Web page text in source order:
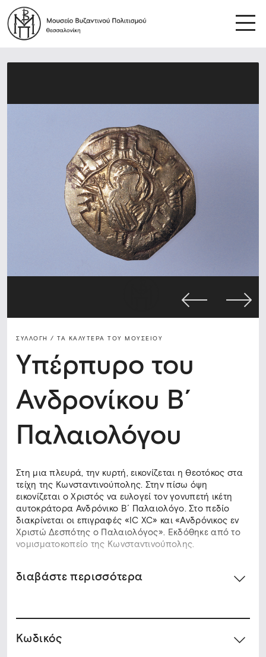
ΣΥΛΛΟΓΗ / ΤΑ ΚΑΛΎΤΕΡΑ ΤΟΥ ΜΟΥΣΕΊΟΥ
Υπέρπυρο του
Ανδρονίκου Β΄
Παλαιολόγου
Στη μια πλευρά, την κυρτή, εικονίζεται η Θεοτόκος στα
τείχη της Κωνσταντινούπολης. Στην πίσω όψη
εικονίζεται ο Χριστός να ευλογεί τον γονυπετή ικέτη
αυτοκράτορα Ανδρόνικο Β΄ Παλαιολόγο. Στο πεδίο
διακρίνεται οι επιγραφές «IC XC» και «Ανδρόνικος εν
Χριστώ Δεσπότης ο Παλαιολόγος». Εκδόθηκε από το
νομισματοκοπείο της Κωνσταντινούπολης.
διαβάστε περισσότερα
Κωδικός